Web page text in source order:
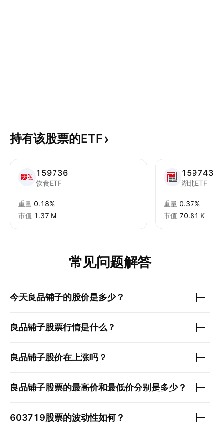
持有该股票的ETF
159736
饮食ETF
重量 0.18%
市值 ‪1.37 M‬
159743
湖北ETF
重量 0.37%
市值 ‪70.81 K‬
常见问题解答
今天良品铺子的股价是多少？
良品铺子股票行情是什么？
良品铺子股价在上涨吗？
良品铺子股票的最高价和最低价分别是多少？
603719股票的波动性如何？